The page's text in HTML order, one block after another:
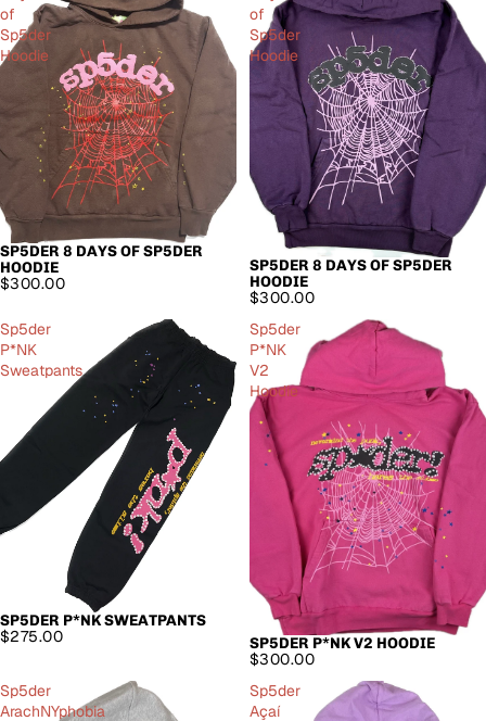
of
Sp5der
Hoodie
SP5DER 8 DAYS OF SP5DER
HOODIE
$300.00
of
Sp5der
Hoodie
SP5DER 8 DAYS OF SP5DER
HOODIE
$300.00
Sp5der
P*NK
Sweatpants
AUSVERKAUFT
SP5DER P*NK SWEATPANTS
$275.00
Sp5der
P*NK
V2
Hoodie
SP5DER P*NK V2 HOODIE
$300.00
Sp5der
ArachNYphobia
Sp5der
Açaí